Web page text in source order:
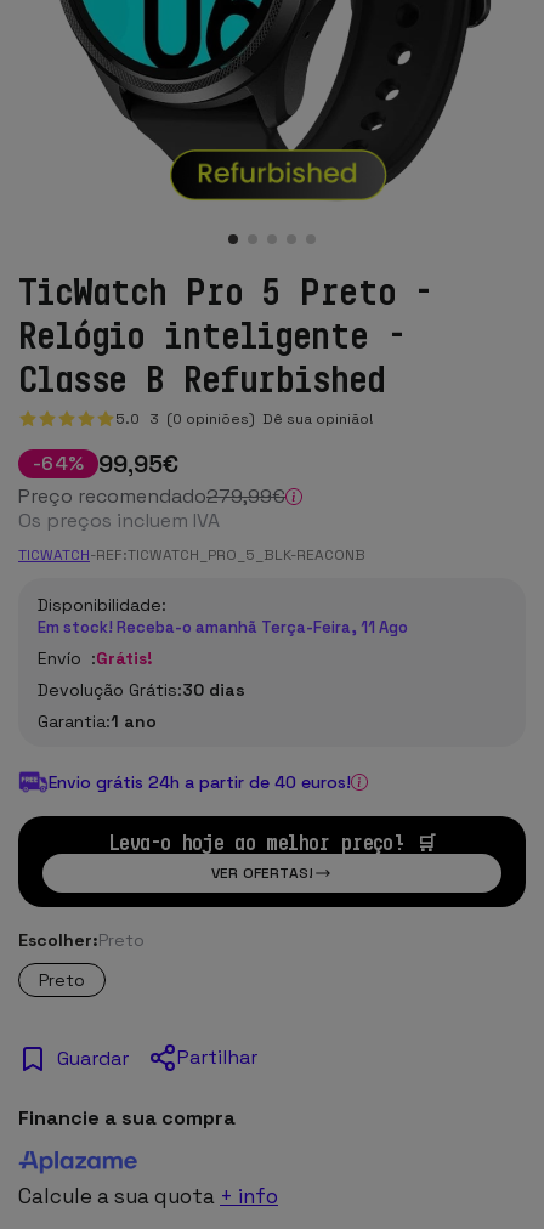
TicWatch Pro 5 Preto -
Relógio inteligente -
Classe B Refurbished
5.0 3 (0 opiniões) Dê sua opinião!
-64% 99,95€
Preço recomendado279,99€
Os preços incluem IVA
TICWATCH-REF:TICWATCH_PRO_5_BLK-REACONB
Disponibilidade:
Em stock! Receba-o amanhã Terça-Feira, 11 Ago
Envío :Grátis!
Devolução Grátis:30 dias
Garantia:1 ano
Envio grátis 24h a partir de 40 euros!
Leva-o hoje ao melhor preço! 🛒
VER OFERTAS!
Escolher:Preto
Preto
Guardar Partilhar
Financie a sua compra
Calcule a sua quota + info